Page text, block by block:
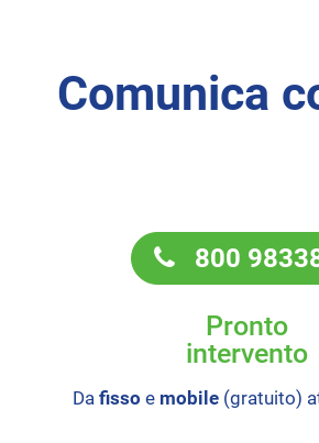
Comunica
800
Pronto
intervento
Da fisso e mobile (gratuito)